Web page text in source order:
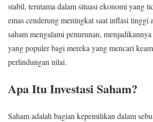
stabil, terutama dalam situasi ekonomi yang
emas cenderung meningkat saat inflasi tinggi
saham mengalami penurunan,
yang populer bagi mereka yang mencari
perlindungan nilai.
Apa Itu Investasi Saham?
Saham adalah bagian kepemilikan dalam